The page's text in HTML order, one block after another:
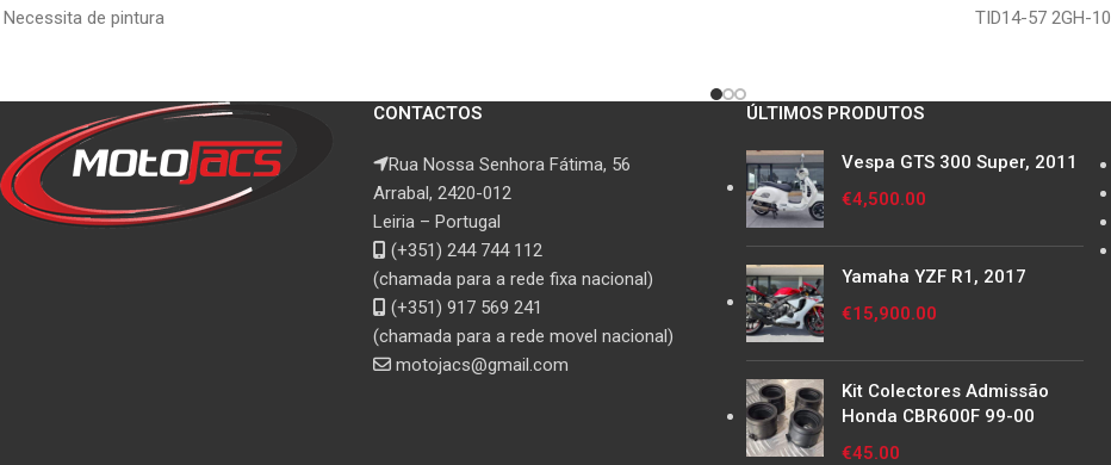
Necessita de pintura
TID14-57 2GH-10
CONTACTOS
Rua Nossa Senhora Fátima, 56
Arrabal, 2420-012
Leiria – Portugal
(+351) 244 744 112
(chamada para a rede fixa nacional)
(+351) 917 569 241
(chamada para a rede movel nacional)
motojacs@gmail.com
ÚLTIMOS PRODUTOS
Vespa GTS 300 Super, 2011
€4,500.00
Yamaha YZF R1, 2017
€15,900.00
Kit Colectores Admissão
Honda CBR600F 99-00
€45.00